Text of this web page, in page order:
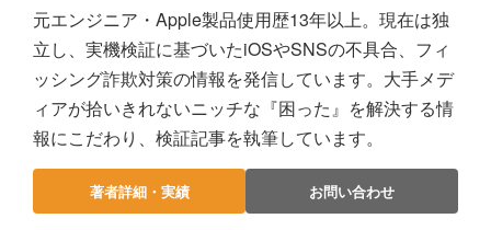
元エンジニア・Apple製品使用歴13年以上。現在は独
立し、実機検証に基づいたiOSやSNSの不具合、フィ
ッシング詐欺対策の情報を発信しています。大手メデ
ィアが拾いきれないニッチな『困った』を解決する情
報にこだわり、検証記事を執筆しています。
著者詳細・実績 お問い合わせ